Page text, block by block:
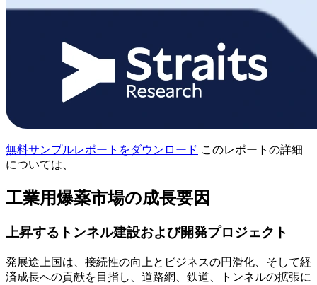
無料サンプルレポートをダウンロード このレポートの詳細
については、
工業用爆薬市場の成長要因
上昇するトンネル建設および開発プロジェクト
発展途上国は、接続性の向上とビジネスの円滑化、そして経
済成長への貢献を目指し、道路網、鉄道、トンネルの拡張に